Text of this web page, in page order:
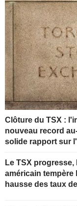
Clôture du TSX :
nouveau record
solide rapport sur
Le TSX
américain
hausse des taux